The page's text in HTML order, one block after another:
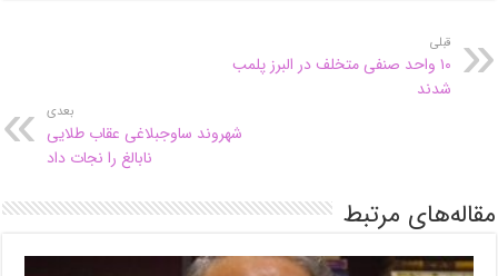
قبلی
۱۰ واحد صنفی متخلف در البرز پلمب
شدند
بعدی
شهروند ساوجبلاغی عقاب طلایی
نابالغ را نجات داد
مقاله‌های مرتبط